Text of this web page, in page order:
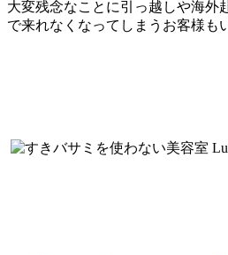
大変残念なことに引っ越しや海外
で来れなくなってしまうお客様も